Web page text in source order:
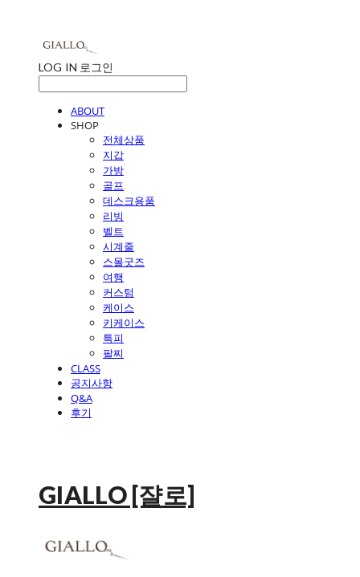
LOG IN 로그인
ABOUT
SHOP
전체상품
지갑
가방
골프
데스크용품
리빙
벨트
시계줄
스몰굿즈
여행
커스텀
케이스
키케이스
특피
팔찌
CLASS
공지사항
Q&A
후기
GIALLO [쟐로]